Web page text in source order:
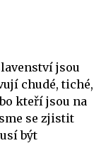
jsou
chudé, tiché,
kteří jsou na
se zjistit
být